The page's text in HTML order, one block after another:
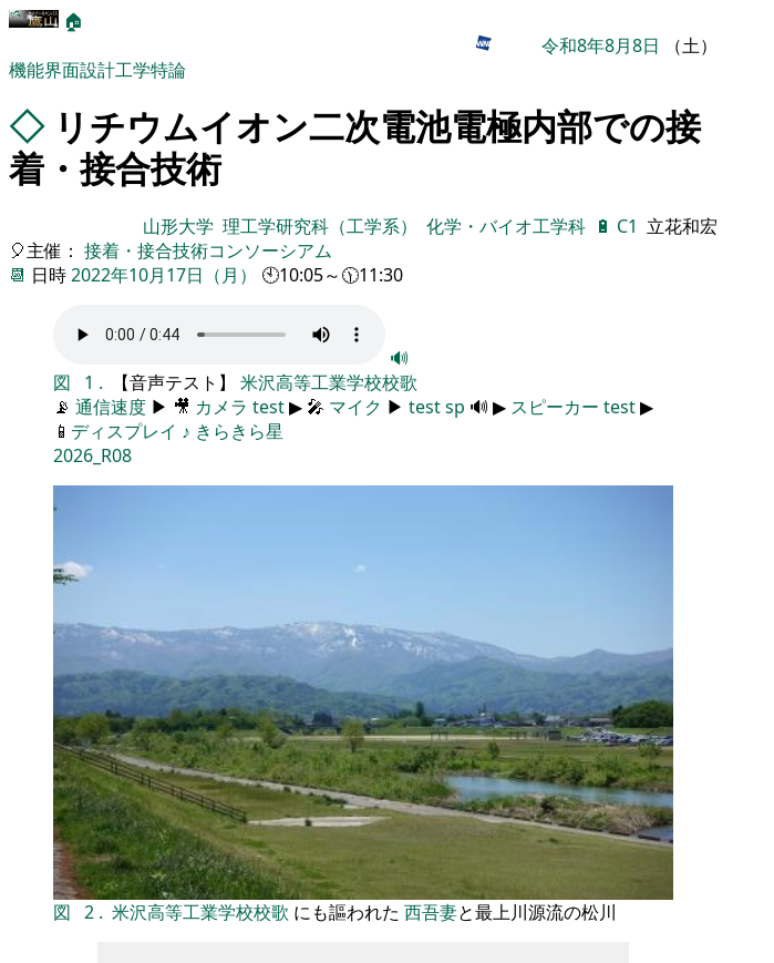
🏠
令和8年8月8日 （土）
機能界面設計工学特論
◇ リチウムイオン二次電池電極内部での接
着・接合技術
山形大学 理工学研究科（工学系） 化学・バイオ工学科 🔋 C1 立花和宏
🎈主催： 接着・接合技術コンソーシアム
📆 日時2022年10月17日（月） 🕙10:05～🕦11:30
🔊
図
1 . 【音声テスト】 米沢高等工業学校校歌
📡 通信速度 ▶ 🎥 カメラ test▶ 🎤 マイク ▶ testsp 🔊 ▶ スピーカー test▶
📱 ディスプレイ ♪ きらきら星
2026_R08
図 2 . 米沢高等工業学校校歌 にも謳われた 西吾妻と最上川源流の松川